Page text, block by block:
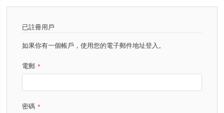
已註冊用戶
如果你有一個帳戶，使用您的電子郵件地址登入。
電郵
密碼